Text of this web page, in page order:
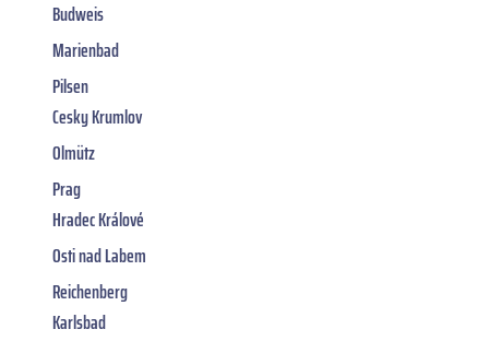
Budweis
Marienbad
Pilsen
Cesky Krumlov
Olmütz
Prag
Hradec Králové
Osti nad Labem
Reichenberg
Karlsbad